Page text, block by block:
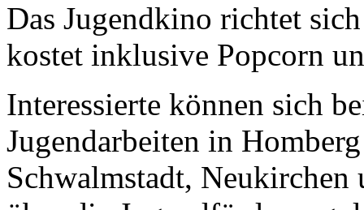
Das Jugendkino richtet
kostet inklusive Popcorn
Interessierte können sich
Jugendarbeiten in
Schwalmstadt, Neukirchen